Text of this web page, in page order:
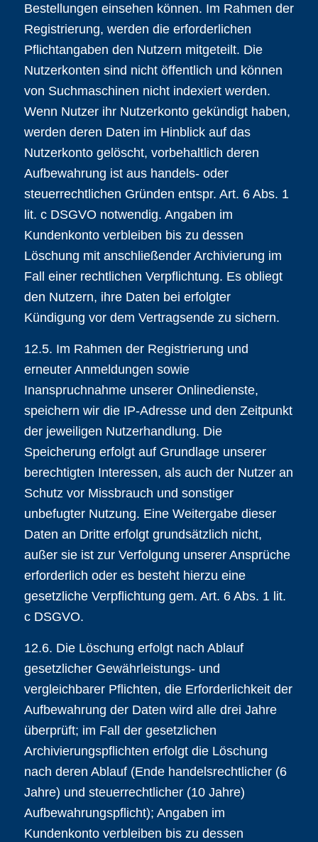
Bestellungen einsehen können. Im Rahmen der
Registrierung, werden die erforderlichen
Pflichtangaben den Nutzern mitgeteilt. Die
Nutzerkonten sind nicht öffentlich und können
von Suchmaschinen nicht indexiert werden.
Wenn Nutzer ihr Nutzerkonto gekündigt haben,
werden deren Daten im Hinblick auf das
Nutzerkonto gelöscht, vorbehaltlich deren
Aufbewahrung ist aus handels- oder
steuerrechtlichen Gründen entspr. Art. 6 Abs. 1
lit. c DSGVO notwendig. Angaben im
Kundenkonto verbleiben bis zu dessen
Löschung mit anschließender Archivierung im
Fall einer rechtlichen Verpflichtung. Es obliegt
den Nutzern, ihre Daten bei erfolgter
Kündigung vor dem Vertragsende zu sichern.
12.5. Im Rahmen der Registrierung und
erneuter Anmeldungen sowie
Inanspruchnahme unserer Onlinedienste,
speichern wir die IP-Adresse und den Zeitpunkt
der jeweiligen Nutzerhandlung. Die
Speicherung erfolgt auf Grundlage unserer
berechtigten Interessen, als auch der Nutzer an
Schutz vor Missbrauch und sonstiger
unbefugter Nutzung. Eine Weitergabe dieser
Daten an Dritte erfolgt grundsätzlich nicht,
außer sie ist zur Verfolgung unserer Ansprüche
erforderlich oder es besteht hierzu eine
gesetzliche Verpflichtung gem. Art. 6 Abs. 1 lit.
c DSGVO.
12.6. Die Löschung erfolgt nach Ablauf
gesetzlicher Gewährleistungs- und
vergleichbarer Pflichten, die Erforderlichkeit der
Aufbewahrung der Daten wird alle drei Jahre
überprüft; im Fall der gesetzlichen
Archivierungspflichten erfolgt die Löschung
nach deren Ablauf (Ende handelsrechtlicher (6
Jahre) und steuerrechtlicher (10 Jahre)
Aufbewahrungspflicht); Angaben im
Kundenkonto verbleiben bis zu dessen